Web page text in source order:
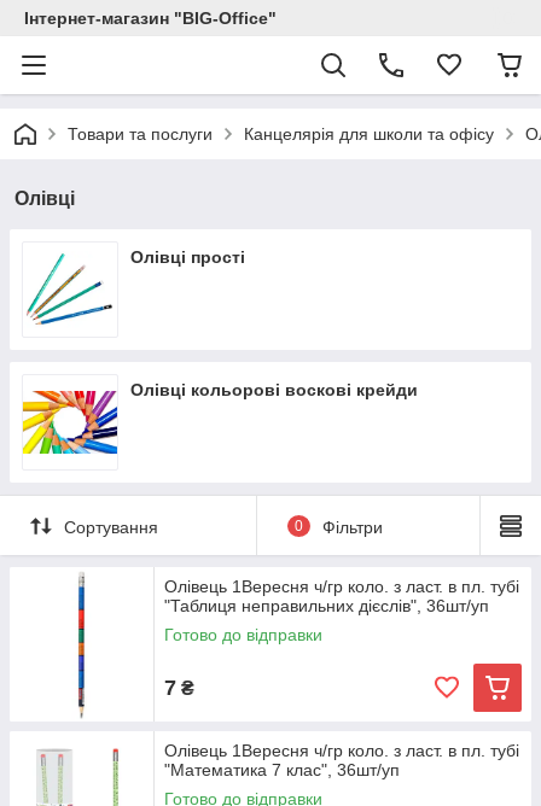
Інтернет-магазин "BIG-Office"
Товари та послуги Канцелярія для школи та офісу
Олівці
Олівці прості
Олівці кольорові воскові крейди
Сортування 0 Фільтри
Олівець 1Вересня ч/гр коло. з ласт. в пл. тубі
"Таблиця неправильних дієслів", 36шт/уп
Готово до відправки
7 ₴
Олівець 1Вересня ч/гр коло. з ласт. в пл. тубі
"Математика 7 клас", 36шт/уп
Готово до відправки